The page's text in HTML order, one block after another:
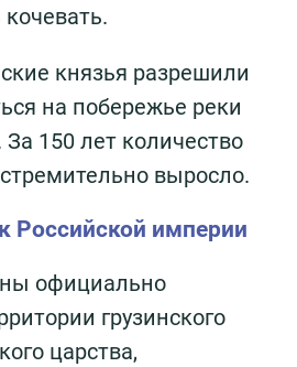
князья разрешили
на побережье реки
150 лет количество
выросло.
Российской империи
официально
грузинского
царства,